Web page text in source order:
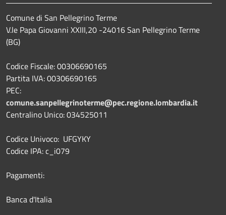
Comune di San Pellegrino Terme
V.le Papa Giovanni XXIII,20 -24016 San Pellegrino Terme
(BG)
Codice Fiscale: 00306690165
Partita IVA: 00306690165
PEC:
comune.sanpellegrinoterme@pec.regione.lombardia.it
Centralino Unico: 034525011
Codice Univoco: UFGYKY
Codice IPA: c_i079
Pagamenti:
Banca d'Italia